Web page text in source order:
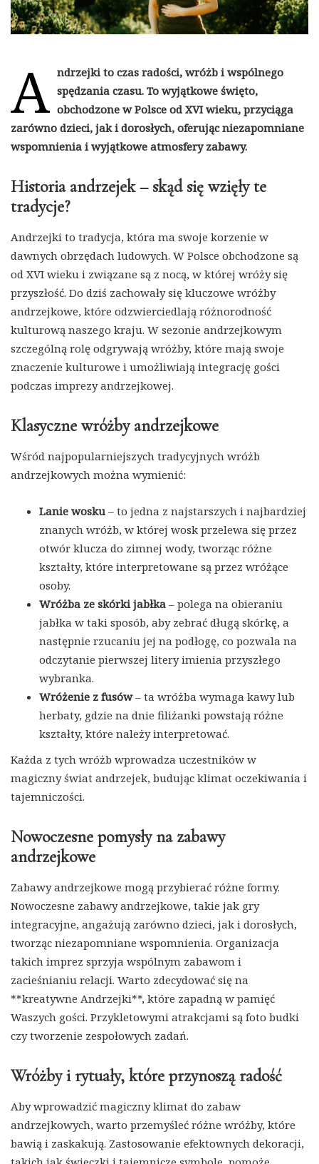
A ndrzejki to czas radości, wróżb i wspólnego
spędzania czasu. To wyjątkowe święto,
obchodzone w Polsce od XVI wieku, przyciąga
zarówno dzieci, jak i dorosłych, oferując niezapomniane
wspomnienia i wyjątkowe atmosfery zabawy.
Historia andrzejek – skąd się wzięły te
tradycje?
Andrzejki to tradycja, która ma swoje korzenie w
dawnych obrzędach ludowych. W Polsce obchodzone są
od XVI wieku i związane są z nocą, w której wróży się
przyszłość. Do dziś zachowały się kluczowe wróżby
andrzejkowe, które odzwierciedlają różnorodność
kulturową naszego kraju. W sezonie andrzejkowym
szczególną rolę odgrywają wróżby, które mają swoje
znaczenie kulturowe i umożliwiają integrację gości
podczas imprezy andrzejkowej.
Klasyczne wróżby andrzejkowe
Wśród najpopularniejszych tradycyjnych wróżb
andrzejkowych można wymienić:
Lanie wosku – to jedna z najstarszych i najbardziej
znanych wróżb, w której wosk przelewa się przez
otwór klucza do zimnej wody, tworząc różne
kształty, które interpretowane są przez wróżące
osoby.
Wróżba ze skórki jabłka – polega na obieraniu
jabłka w taki sposób, aby zebrać długą skórkę, a
następnie rzucaniu jej na podłogę, co pozwala na
odczytanie pierwszej litery imienia przyszłego
wybranka.
Wróżenie z fusów– ta wróżba wymaga kawy lub
herbaty, gdzie na dnie filiżanki powstają różne
kształty, które należy interpretować.
Każda z tych wróżb wprowadza uczestników w
magiczny świat andrzejek, budując klimat oczekiwania i
tajemniczości.
Nowoczesne pomysły na zabawy
andrzejkowe
Zabawy andrzejkowe mogą przybierać różne formy.
Nowoczesne zabawy andrzejkowe, takie jak gry
integracyjne, angażują zarówno dzieci, jak i dorosłych,
tworząc niezapomniane wspomnienia. Organizacja
takich imprez sprzyja wspólnym zabawom i
zacieśnianiu relacji. Warto zdecydować się na
**kreatywne Andrzejki**, które zapadną w pamięć
Waszych gości. Przykletowymi atrakcjami są foto budki
czy tworzenie zespołowych zadań.
Wróżby i rytuały, które przynoszą radość
Aby wprowadzić magiczny klimat do zabaw
andrzejkowych, warto przemyśleć różne wróżby, które
bawią i zaskakują. Zastosowanie efektownych dekoracji,